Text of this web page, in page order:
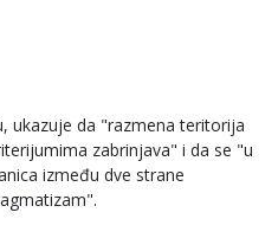
ukazuje da "razmena teritorija
zabrinjava" i da se "u
između dve strane